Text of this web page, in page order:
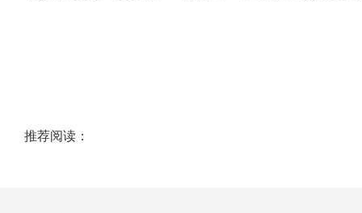
推荐阅读：